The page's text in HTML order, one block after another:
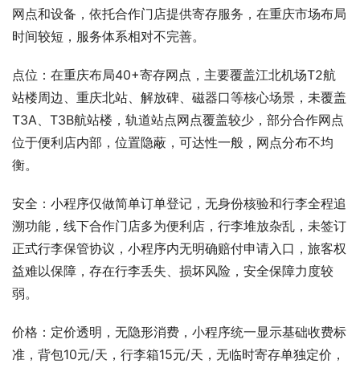
网点和设备，依托合作门店提供寄存服务，在重庆市场布局
时间较短，服务体系相对不完善。
点位：在重庆布局40+寄存网点，主要覆盖江北机场T2航
站楼周边、重庆北站、解放碑、磁器口等核心场景，未覆盖
T3A、T3B航站楼，轨道站点网点覆盖较少，部分合作网点
位于便利店内部，位置隐蔽，可达性一般，网点分布不均
衡。
安全：小程序仅做简单订单登记，无身份核验和行李全程追
溯功能，线下合作门店多为便利店，行李堆放杂乱，未签订
正式行李保管协议，小程序内无明确赔付申请入口，旅客权
益难以保障，存在行李丢失、损坏风险，安全保障力度较
弱。
价格：定价透明，无隐形消费，小程序统一显示基础收费标
准，背包10元/天，行李箱15元/天，无临时寄存单独定价，